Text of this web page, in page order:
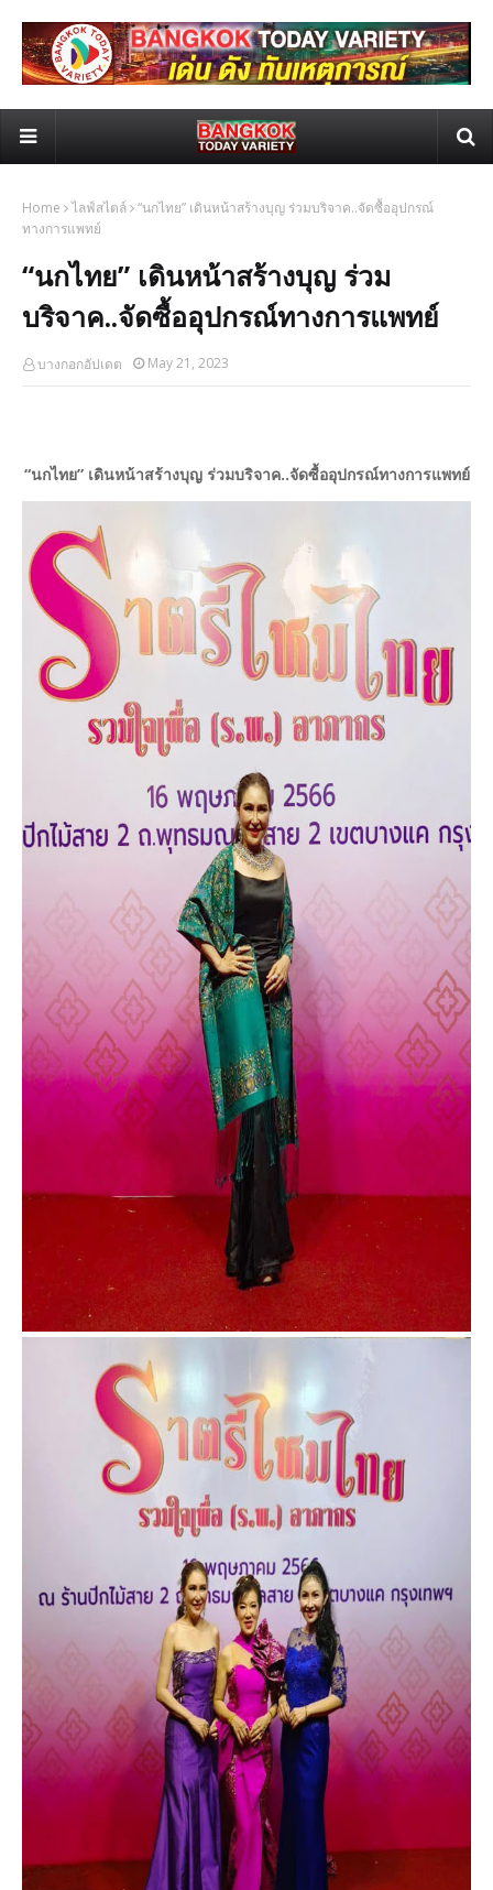
Home ไลฟ์สไตล์ “นกไทย” เดินหน้าสร้างบุญ ร่วมบริจาค..จัดซื้ออุปกรณ์
ทางการแพทย์
“นกไทย” เดินหน้าสร้างบุญ ร่วม
บริจาค..จัดซื้ออุปกรณ์ทางการแพทย์
บางกอกอัปเดต May 21, 2023
“นกไทย” เดินหน้าสร้างบุญ ร่วมบริจาค..จัดซื้ออุปกรณ์ทางการแพทย์